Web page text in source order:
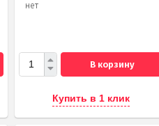
нет
В корзину
Купить в 1 клик